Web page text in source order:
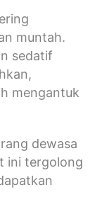
muntah.
sedatif
mengantuk
dewasa
ini tergolong